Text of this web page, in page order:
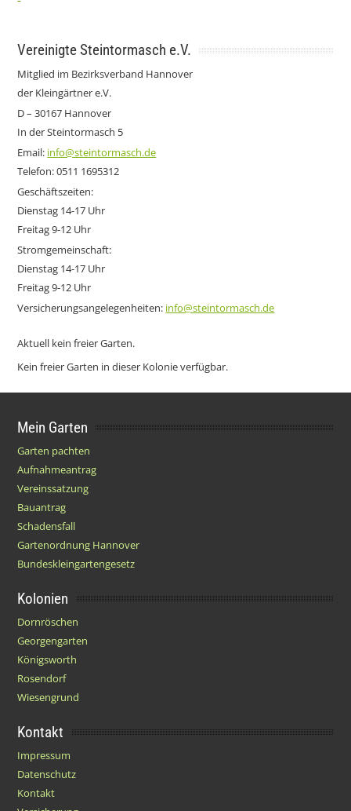
Vereinigte Steintormasch e.V.
Mitglied im Bezirksverband Hannover
der Kleingärtner e.V.
D – 30167 Hannover
In der Steintormasch 5
Email: info@steintormasch.de
Telefon: 0511 1695312
Geschäftszeiten:
Dienstag 14-17 Uhr
Freitag 9-12 Uhr
Stromgemeinschaft:
Dienstag 14-17 Uhr
Freitag 9-12 Uhr
Versicherungsangelegenheiten: info@steintormasch.de
Aktuell kein freier Garten.
Kein freier Garten in dieser Kolonie verfügbar.
Mein Garten
Garten pachten
Aufnahmeantrag
Vereinssatzung
Bauantrag
Schadensfall
Gartenordnung Hannover
Bundeskleingartengesetz
Kolonien
Dornröschen
Georgengarten
Königsworth
Rosendorf
Wiesengrund
Kontakt
Impressum
Datenschutz
Kontakt